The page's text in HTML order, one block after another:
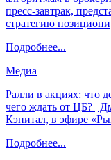
пресс-завтрак,
стратегию
Подробнее...
Медиа
Ралли в акциях: что
чего ждать от ЦБ? |
Кэпитал, в эфире
Подробнее...